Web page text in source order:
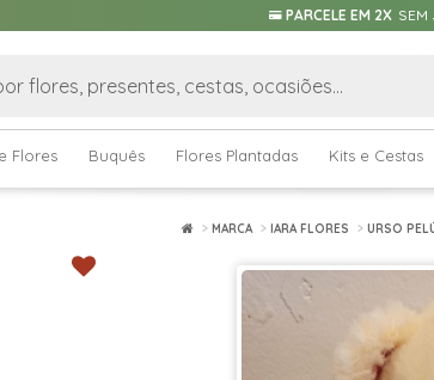
PARCELE EM 2X SEM
Flores Buquês Flores Plantadas Kits e Cestas
MARCA IARA FLORES URSO